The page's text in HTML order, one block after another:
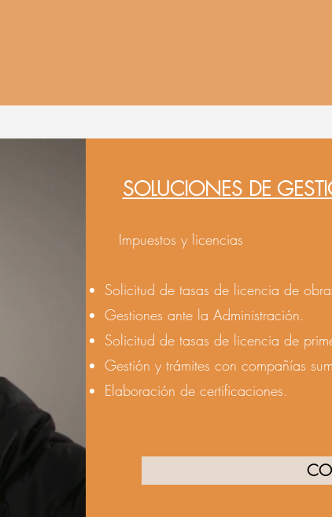
SOLUCIONES DE
Impuestos y licencias
Solicitud de tasas de licencia de
Gestiones ante la Administración.
Solicitud de tasas de licencia de
Gestión y trámites con compañías
Elaboración de certificaciones.